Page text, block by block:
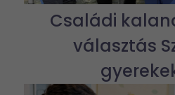
Családi
választás